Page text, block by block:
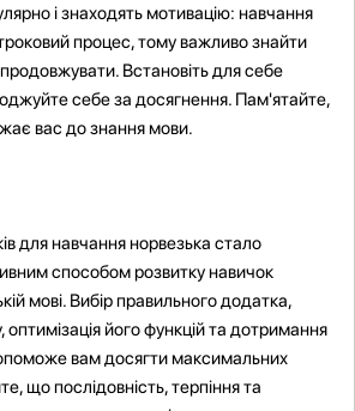
і знаходять мотивацію: навчання
процес, тому важливо знайти
Встановіть для себе
себе за досягнення. Пам'ятайте,
вас до знання мови.
для навчання норвезька стало
способом розвитку навичок
мові. Вибір правильного додатка,
його функцій та дотримання
вам досягти максимальних
що послідовність, терпіння та